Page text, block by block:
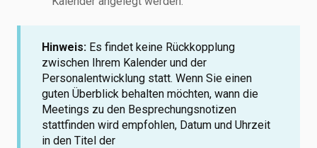
Hinweis: Es findet keine Rückkopplung
zwischen Ihrem Kalender und der
Personalentwicklung statt. Wenn Sie einen
guten Überblick behalten möchten, wann die
Meetings zu den Besprechungsnotizen
stattfinden wird empfohlen, Datum und Uhrzeit
in den Titel der